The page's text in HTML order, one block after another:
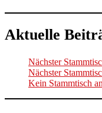
Aktuelle
Nächster
Nächster
Kein Stammtisch